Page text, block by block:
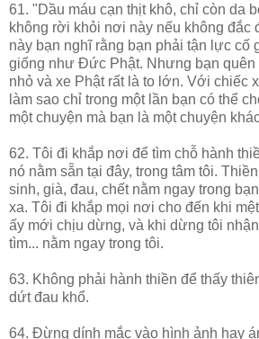
61. "Dầu máu cạn thịt khô, chỉ còn da
không rời khỏi nơi này nếu không đắc
này bạn nghĩ rằng bạn phải tận lực cố
giống như Đức Phật. Nhưng bạn quên
nhỏ và xe Phật rất là to lớn. Với chiếc
làm sao chỉ trong một lần bạn có thể
một chuyện mà bạn là một chuyện
62. Tôi đi khắp nơi để tìm chỗ hành
nó nằm sẵn tại đây, trong tâm tôi.
sinh, già, đau, chết nằm ngay trong
xa. Tôi đi khắp mọi nơi cho đến khi
ấy mới chịu dừng, và khi dừng tôi
tìm... nằm ngay trong tôi.
63. Không phải hành thiền để thấy
dứt đau khổ.
64. Đừng dính mắc vào hình ảnh hay